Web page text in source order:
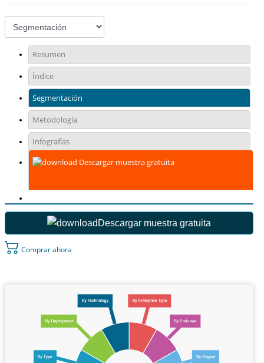
Resumen
Índice
Segmentación
Metodología
Infografías
Descargar muestra gratuita
Descargar muestra gratuita
Comprar ahora